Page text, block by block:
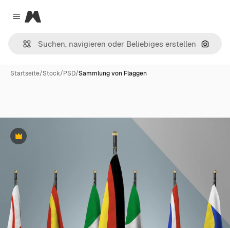
Close menu
Magnific
Nach
Startseite/Stock/PSD/Sammlung von Flaggen
Premium